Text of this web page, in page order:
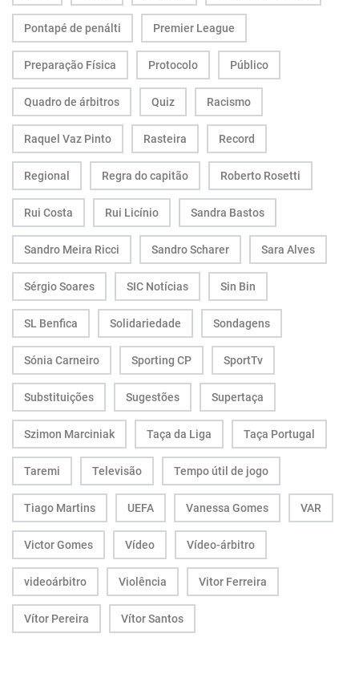
Pontapé de penálti Premier League
Preparação Física Protocolo Público
Quadro de árbitros Quiz Racismo
Raquel Vaz Pinto Rasteira Record
Regional Regra do capitão Roberto Rosetti
Rui Costa Rui Licínio Sandra Bastos
Sandro Meira Ricci Sandro Scharer Sara Alves
Sérgio Soares SIC Notícias Sin Bin
SL Benfica Solidariedade Sondagens
Sónia Carneiro Sporting CP SportTv
Substituições Sugestões Supertaça
Szimon Marciniak Taça da Liga Taça Portugal
Taremi Televisão Tempo útil de jogo
Tiago Martins UEFA Vanessa Gomes VAR
Victor Gomes Vídeo Vídeo-árbitro
videoárbitro Violência Vitor Ferreira
Vítor Pereira Vítor Santos